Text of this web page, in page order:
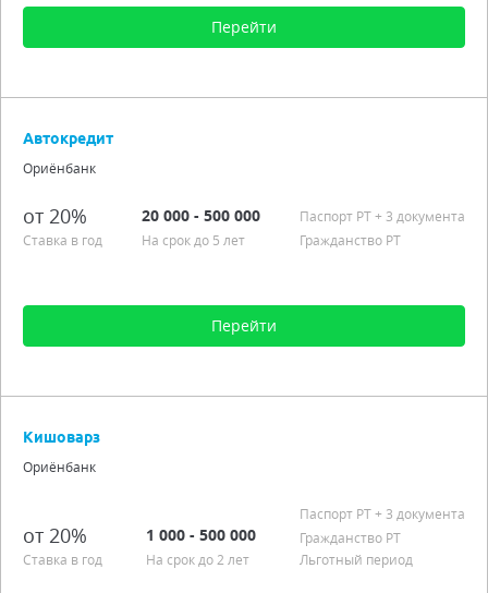
Перейти
Процентная ставка от 20,00%
Гражданство РТ
Подробно
Автокредит
Ориёнбанк
от 20%
Ставка в год
20 000 - 500 000
На срок до 5 лет
Паспорт РT+ 3 документа
Гражданство РТ
Перейти
Процентная ставка от 20,00%
Гражданство РТ
Кишоварз
Ориёнбанк
от 20%
Ставка в год
1 000 - 500 000
На срок до 2 лет
Паспорт РT+ 3 документа
Гражданство РТ
Льготный период